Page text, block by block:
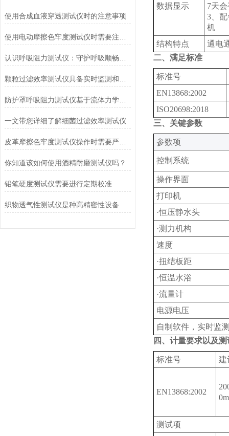
使用合成血液穿透测试仪时的注意事项
防护罩呼吸阻力测试仪基于流体力学与压力传感技术
一文带您详细了解细菌过滤效率测试仪
皮革摩擦色牢度测试仪操作时需要严格遵循规程
你知道该如何使用酒精耐磨测试仪吗？
铅笔硬度测试仪需要进行定期校准
织物透气性测试仪是种高精密性设备
数据显示
7天
3、
机
结构特点
通电
二、满足标准
标准号
‌EN13868:2002
‌ISO20698:2018
三、关键参数
‌参数项‌
控制系统
操作界面
打印机
·恒压静水头‌
·测力机构
速度
·扭结板距
·恒温水浴
·流量计
电源电压
自制软件，实时监
四、计量要求以及
标准号 建
‌EN13868:2002
测试项